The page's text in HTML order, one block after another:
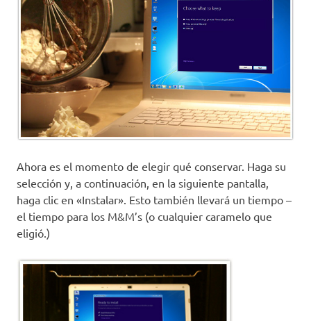
Ahora es el momento de elegir qué conservar. Haga su
selección y, a continuación, en la siguiente pantalla,
haga clic en «Instalar». Esto también llevará un tiempo –
el tiempo para los M&M’s (o cualquier caramelo que
eligió.)